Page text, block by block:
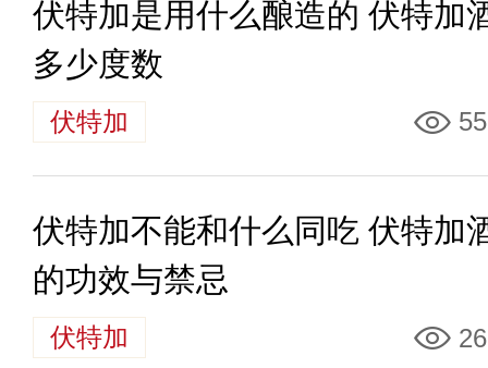
伏特加是用什么酿造的 伏特加
多少度数
伏特加
伏特加不能和什么同吃 伏特加
的功效与禁忌
伏特加